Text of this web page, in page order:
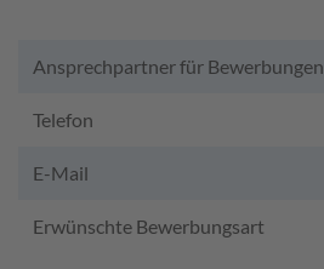
Ansprechpartner für Bewerbungen
Telefon
E-Mail
Erwünschte Bewerbungsart